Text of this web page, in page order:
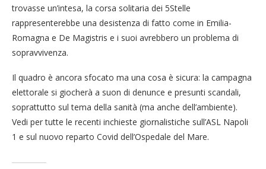
trovasse un’intesa, la corsa solitaria dei 5Stelle
rappresenterebbe una desistenza di fatto come in Emilia-
Romagna e De Magistris e i suoi avrebbero un problema di
sopravvivenza.
Il quadro è ancora sfocato ma una cosa è sicura: la campagna
elettorale si giocherà a suon di denunce e presunti scandali,
soprattutto sul tema della sanità (ma anche dell’ambiente).
Vedi per tutte le recenti inchieste giornalistiche sull’ASL Napoli
1 e sul nuovo reparto Covid dell’Ospedale del Mare.